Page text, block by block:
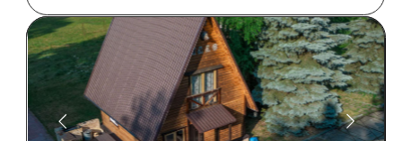
от 20 000
6+1 мест
80 м2
ХАТА